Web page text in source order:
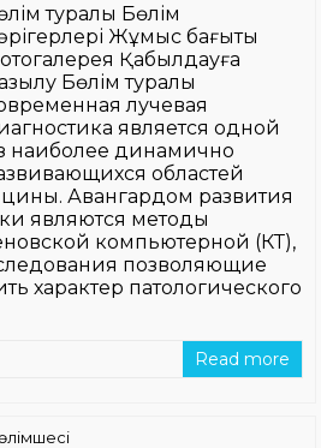
туралы Бөлім
Жұмыс бағыты
Қабылдауға
Бөлім туралы
лучевая
является одной
наиболее динамично
областей
Авангардом развития
являются методы
компьютерной (КТ),
позволяющие
характер патологического
Read more